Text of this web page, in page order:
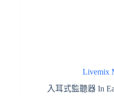
Livemix
入耳式監聽器 In